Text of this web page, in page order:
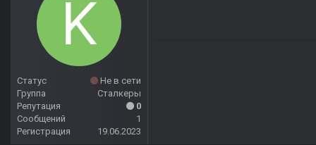
Статус
Не в сети
Группа
Сталкеры
Репутация
0
Сообщений
1
Регистрация
19.06.2023